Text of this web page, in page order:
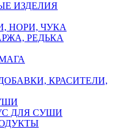
ИЗДЕЛИЯ
НОРИ, ЧУКА
РЕДЬКА
КРАСИТЕЛИ,
ДЛЯ СУШИ